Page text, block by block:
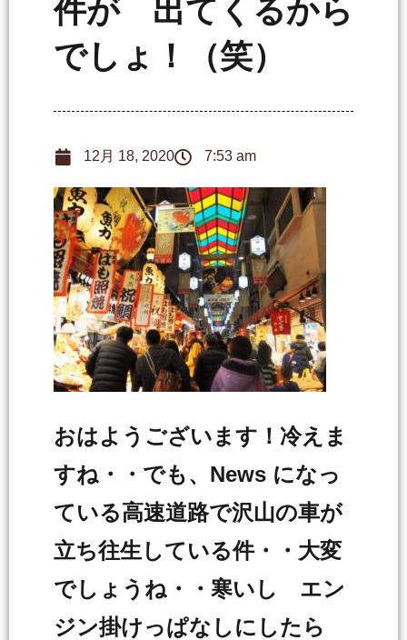
件が 出てくるから
でしょ！（笑）
12月 18, 2020 7:53 am
おはようございます！冷えま
すね・・でも、News になっ
ている高速道路で沢山の車が
立ち往生している件・・大変
でしょうね・・寒いし エン
ジン掛けっぱなしにしたら